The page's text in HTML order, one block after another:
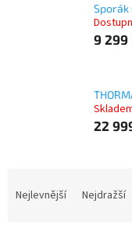
Sporák
9 299
22
Nejlevnější Nejdražší